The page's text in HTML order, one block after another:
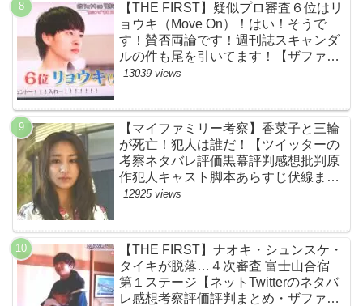
【THE FIRST】疑似プロ審査６位はリ
ョウキ（Move On）！はい！そうで
す！賛否両論です！週刊誌スキャンダ
ルの件も尾を引いてます！【ザファー
スト・ネットのネタバレ感想考察まと
13039 views
【マイファミリー考察】香菜子と三輪
が死亡！犯人は誰だ！【ツイッターの
考察ネタバレ評価黒幕評判感想批判原
作犯人キャスト脚本あらすじ伏線まと
め】
12925 views
【THE FIRST】ナオキ・シュンスケ・
タイキが脱落…４次審査 富士山合宿
第１ステージ【ネットTwitterのネタバ
レ感想考察評価評判まとめ・ザファー